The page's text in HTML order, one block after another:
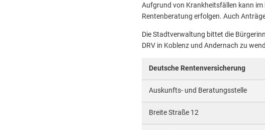
Aufgrund von Krankheitsfällen kann
Rentenberatung erfolgen. Auch
Die Stadtverwaltung bittet die
DRV in Koblenz und Andernach zu
Deutsche Rentenversicherung
Auskunfts- und Beratungsstelle
Breite Straße 12